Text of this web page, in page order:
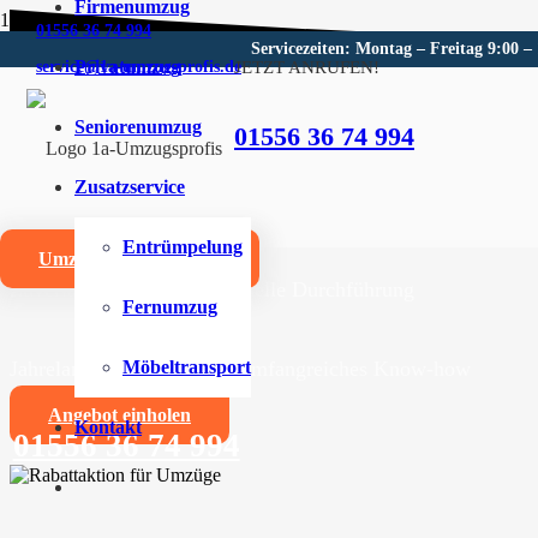
01556 36 74 994
service@1a-umzugsprofis.de
Servicezeiten: Montag – Freitag 9:00 –
JETZT ANRUFEN!
01556 36 74 994
Firmenumzug
Privatumzug
Seniorenumzug
Zusatzservice
Entrümpelung
Fernumzug
Möbeltransport
Kontakt
Umzugskostenrechner
Umzugsunternehmen für
Wir sind Ihr kompetentes Umzugsunternehmen für
Zuverlässige und professionelle Durchführung
Jahrelange Erfahrung und umfangreiches Know-how
Angebot einholen
01556 36 74 994